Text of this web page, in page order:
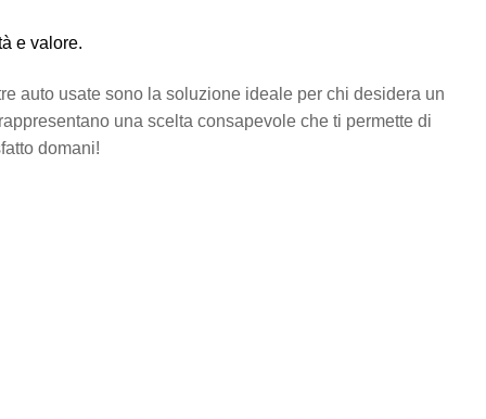
e valore.
auto usate sono la soluzione ideale per chi desidera un
una scelta consapevole che ti permette di
domani!